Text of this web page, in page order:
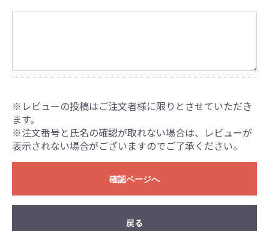
※レビューの投稿はご注文者様に限りとさせていただき
ます。
※注文番号と氏名の確認が取れない場合は、レビューが
表示されない場合がございますのでご了承ください。
確認ページへ
戻る